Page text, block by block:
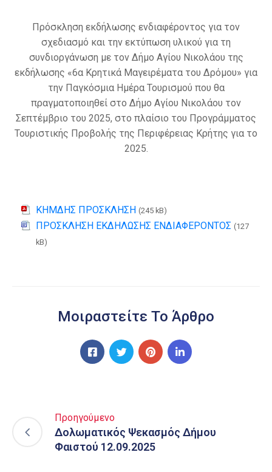
Πρόσκληση εκδήλωσης ενδιαφέροντος για τον
σχεδιασμό και την εκτύπωση υλικού για τη
συνδιοργάνωση με τον Δήμο Αγίου Νικολάου της
εκδήλωσης «6α Κρητικά Μαγειρέματα του Δρόμου» για
την Παγκόσμια Ημέρα Τουρισμού που θα
πραγματοποιηθεί στο Δήμο Αγίου Νικολάου τον
Σεπτέμβριο του 2025, στο πλαίσιο του Προγράμματος
Τουριστικής Προβολής της Περιφέρειας Κρήτης για το
2025.
ΚΗΜΔΗΣ ΠΡΟΣΚΛΗΣΗ (245 kB)
ΠΡΟΣΚΛΗΣΗ ΕΚΔΗΛΩΣΗΣ ΕΝΔΙΑΦΕΡΟΝΤΟΣ (127
kB)
Μοιραστείτε Το Άρθρο
Προηγούμενο
Δολωματικός Ψεκασμός Δήμου
Φαιστού 12.09.2025